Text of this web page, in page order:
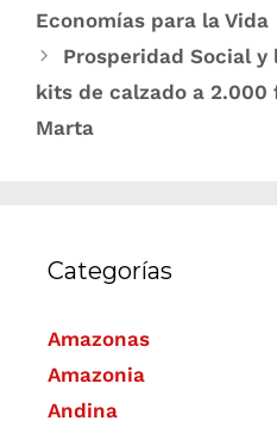
Economías para la Vida
Prosperidad Social y
kits de calzado a 2.000
Marta
Categorías
Amazonas
Amazonia
Andina